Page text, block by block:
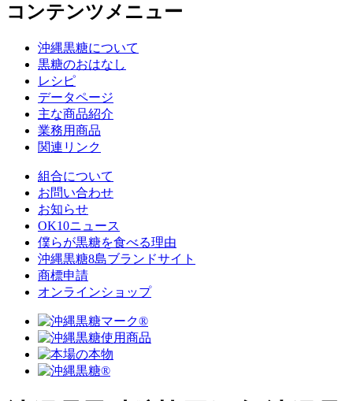
コンテンツメニュー
沖縄黒糖について
黒糖のおはなし
レシピ
データページ
主な商品紹介
業務用商品
関連リンク
組合について
お問い合わせ
お知らせ
OK10ニュース
僕らが黒糖を食べる理由
沖縄黒糖8島ブランドサイト
商標申請
オンラインショップ